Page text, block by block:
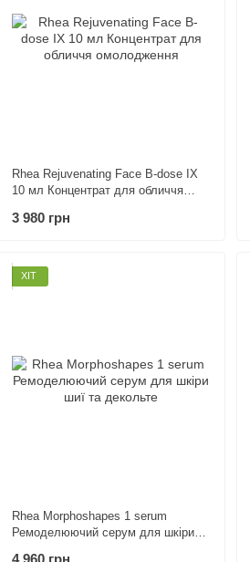
Rhea Rejuvenating Face B-dose IX
10 мл Концентрат для обличчя
3 980 грн
ХІТ
Rhea Morphoshapes 1 serum
Ремоделюючий серум для шкіри
4 960 грн